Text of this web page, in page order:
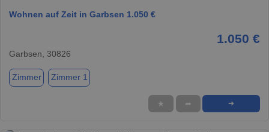
Wohnen auf Zeit in Garbsen 1.050 €
1.050 €
Garbsen, 30826
Zimmer Zimmer 1
★ ➦ ➜